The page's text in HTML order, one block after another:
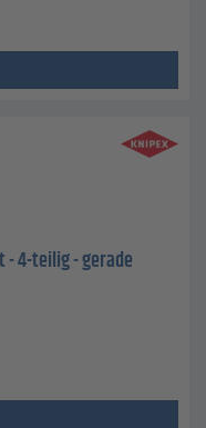
- 4-teilig - gerade